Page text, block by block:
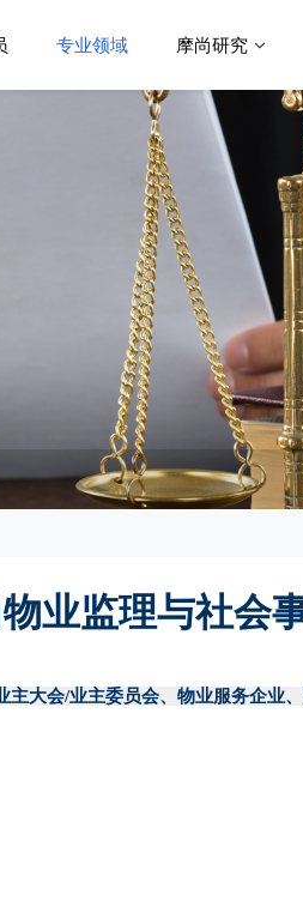
专业领域 摩尚研究
业监理与社会
主大会/业主委员会、物业服务企业